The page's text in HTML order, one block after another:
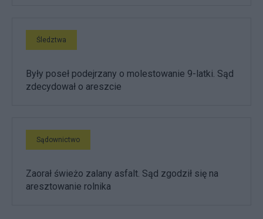
Śledztwa
Były poseł podejrzany o molestowanie 9-latki. Sąd
zdecydował o areszcie
Sądownictwo
Zaorał świeżo zalany asfalt. Sąd zgodził się na
aresztowanie rolnika